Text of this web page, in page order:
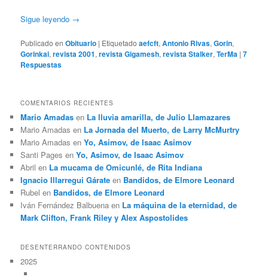
Sigue leyendo →
Publicado en Obituario | Etiquetado aefcft,Antonio Rivas,Gorin,
Gorinkai,revista 2001,revista Gigamesh,revista Stalker,TerMa |7
Respuestas
COMENTARIOS RECIENTES
Mario Amadas en La lluvia amarilla, de Julio Llamazares
Mario Amadas en La Jornada del Muerto, de Larry McMurtry
Mario Amadas enYo, Asimov, de Isaac Asimov
Santi Pages enYo, Asimov, de Isaac Asimov
Abril en La mucama de Omicunlé, de Rita Indiana
Ignacio Illarregui Gárate en Bandidos, de Elmore Leonard
Rubel en Bandidos, de Elmore Leonard
Iván Fernández Balbuena en La máquina de la eternidad, de
Mark Clifton, Frank Riley y Alex Aspostolides
DESENTERRANDO CONTENIDOS
2025